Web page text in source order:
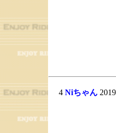
4 Niちゃん